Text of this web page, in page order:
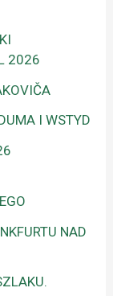
2026
I WSTYD
NAD